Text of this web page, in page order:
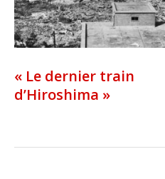
« Le dernier train
d’Hiroshima »